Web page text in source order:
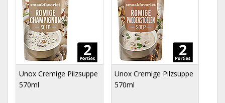
Unox Cremige Pilzsuppe
570ml
Unox Cremige Pilzsuppe
570ml